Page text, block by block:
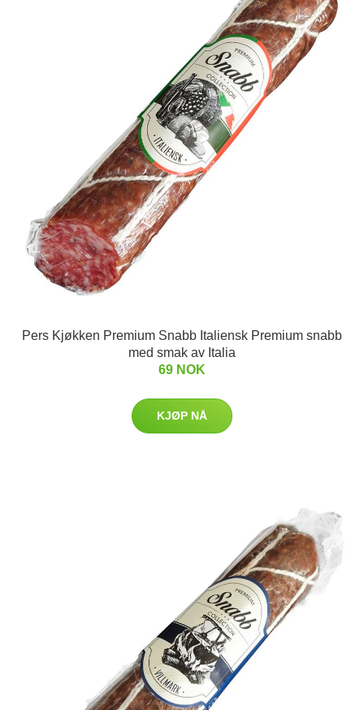
Pers Kjøkken Premium Snabb Italiensk Premium snabb
med smak av Italia
69 NOK
KJØP NÅ